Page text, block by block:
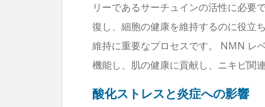
リーであるサーチュインの活性に必要
復し、細胞の健康を維持するのに役立
維持に重要なプロセスです。 NMN レ
機能し、肌の健康に貢献し、ニキビ関
酸化ストレスと炎症への影響